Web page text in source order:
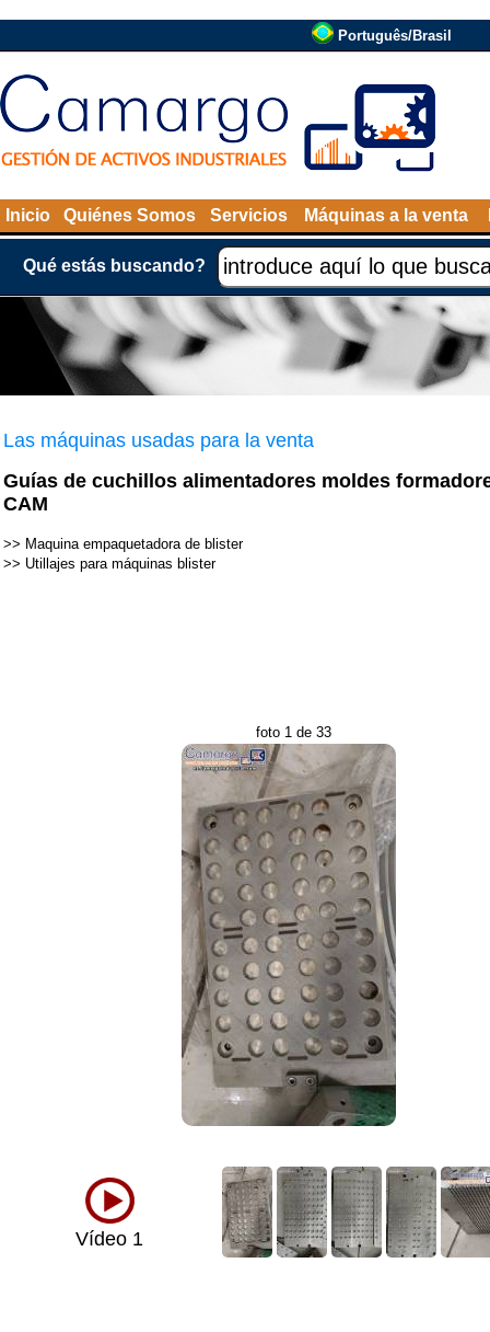
Português/Brasil
Inicio Quiénes Somos Servicios Máquinas a la venta
Qué estás buscando?
Las máquinas usadas para la venta
Guías de cuchillos alimentadores moldes
CAM
>> Maquina empaquetadora de blister
>> Utillajes para máquinas blister
foto 1 de 33
Vídeo 1